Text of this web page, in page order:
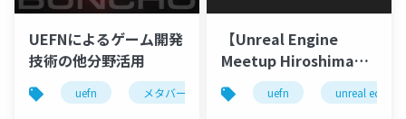
UEFNによるゲーム開発
技術の他分野活用
uefn メタバース
【Unreal Engine
Meetup Hiroshima
#2】Unreal Editor for
Fortniteのすゝめ
uefn unreal editor